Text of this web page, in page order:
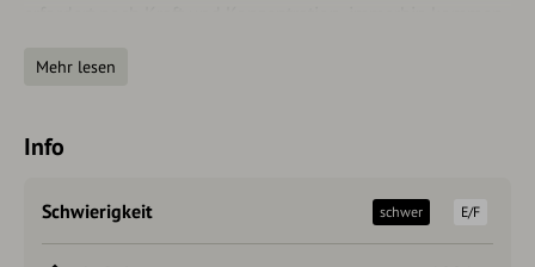
nicht mehr in das eintrittspflichtige Gelände der
zu klären.
Adrenalin Klettersteig (D/E, Variante E), der Galitzenklamm-
Klettersteig (C/D), der Endorphine Klettersteig (C/D) und
Mehr lesen
Info
Schwierigkeit E/F
schwer